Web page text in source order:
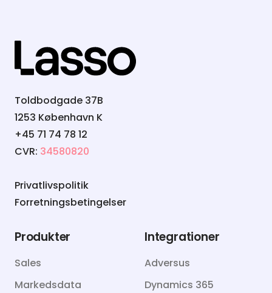
Toldbodgade 37B
1253 København K
+45 71 74 78 12
CVR: 34580820
Privatlivspolitik
Forretningsbetingelser
Produkter
Sales
Markedsdata
Integrationer
Adversus
Dynamics 365